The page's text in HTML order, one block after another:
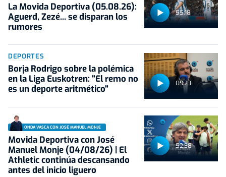
55:18
La Movida Deportiva (05.08.26):
Aguerd, Zezé... se disparan los
rumores
09:23
DEPORTES
Borja Rodrigo sobre la polémica
en la Liga Euskotren: "El remo no
es un deporte aritmético"
52:38
ONDA VASCA CON JOSÉ MANUEL MONJE
Movida Deportiva con José
Manuel Monje (04/08/26) | El
Athletic continúa descansando
antes del inicio liguero